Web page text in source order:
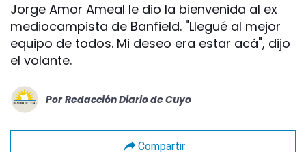
Jorge Amor Ameal le dio la bienvenida al ex
mediocampista de Banfield. "Llegué al mejor
equipo de todos. Mi deseo era estar acá", dijo
el volante.
Por Redacción Diario de Cuyo
Compartir